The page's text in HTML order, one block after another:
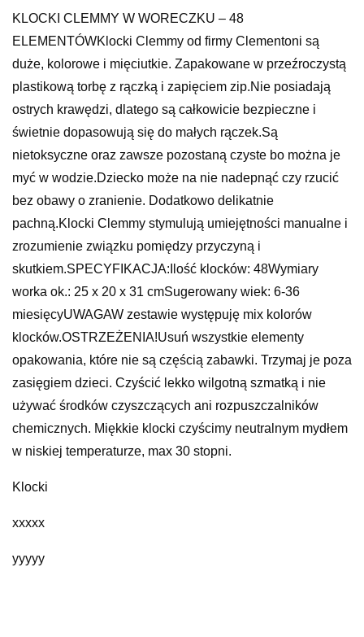
KLOCKI CLEMMY W WORECZKU – 48
ELEMENTÓWKlocki Clemmy od firmy Clementoni są
duże, kolorowe i mięciutkie. Zapakowane w przeźroczystą
plastikową torbę z rączką i zapięciem zip.Nie posiadają
ostrych krawędzi, dlatego są całkowicie bezpieczne i
świetnie dopasowują się do małych rączek.Są
nietoksyczne oraz zawsze pozostaną czyste bo można je
myć w wodzie.Dziecko może na nie nadepnąć czy rzucić
bez obawy o zranienie. Dodatkowo delikatnie
pachną.Klocki Clemmy stymulują umiejętności manualne i
zrozumienie związku pomiędzy przyczyną i
skutkiem.SPECYFIKACJA:Ilość klocków: 48Wymiary
worka ok.: 25 x 20 x 31 cmSugerowany wiek: 6-36
miesięcyUWAGAW zestawie występuję mix kolorów
klocków.OSTRZEŻENIA!Usuń wszystkie elementy
opakowania, które nie są częścią zabawki. Trzymaj je poza
zasięgiem dzieci. Czyścić lekko wilgotną szmatką i nie
używać środków czyszczących ani rozpuszczalników
chemicznych. Miękkie klocki czyścimy neutralnym mydłem
w niskiej temperaturze, max 30 stopni.
Klocki
xxxxx
yyyyy